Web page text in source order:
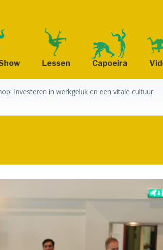
Lessen Capoeira
Investeren in werkgeluk en een vitale cultuur